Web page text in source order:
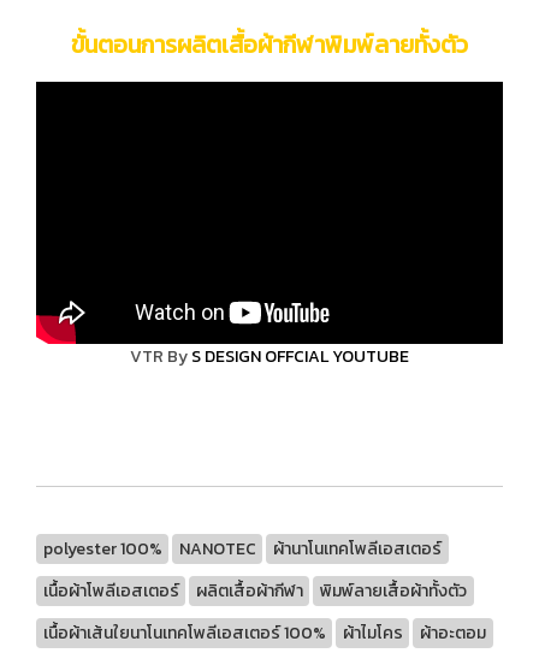
ขั้นตอนการผลิตเสื้อผ้ากีฬาพิมพ์ลายทั้งตัว
VTR ByS DESIGN OFFCIAL YOUTUBE
polyester 100% NANOTEC
ผ้านาโนเทคโพลีเอสเตอร์
เนื้อผ้าโพลีเอสเตอร์
ผลิตเสื้อผ้ากีฬา
พิมพ์ลายเสื้อผ้าทั้งตัว
เนื้อผ้าเส้นใยนาโนเทคโพลีเอสเตอร์ 100%
ผ้าไมโคร
ผ้าอะตอม